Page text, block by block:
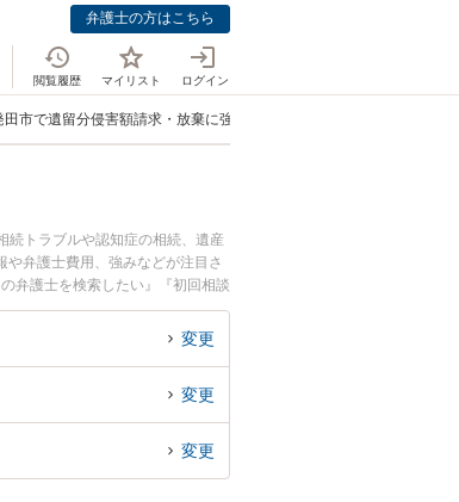
弁護士の方はこちら
閲覧履歴 マイリスト ログイン
田市で遺留分侵害額請求・放棄に強い弁護士
続トラブルや認知症の相続、遺産
弁護士費用、強みなどが注目さ
弁護士を検索したい』『初回相談
変更
変更
変更